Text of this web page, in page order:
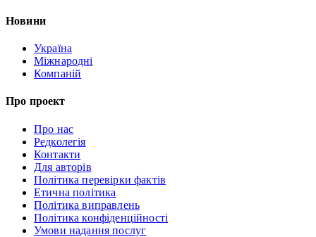
Новини
Україна
Міжнародні
Компаній
Про проект
Про нас
Редколегія
Контакти
Для авторів
Політика перевірки фактів
Етична політика
Політика виправлень
Політика конфіденційності
Умови надання послуг